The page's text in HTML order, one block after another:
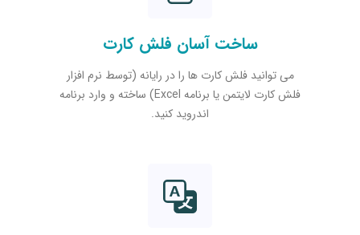
ساخت آسان فلش کارت
می توانید فلش کارت ها را در رایانه (توسط نرم افزار
فلش کارت لایتمن یا برنامه Excel) ساخته و وارد برنامه
اندروید کنید.